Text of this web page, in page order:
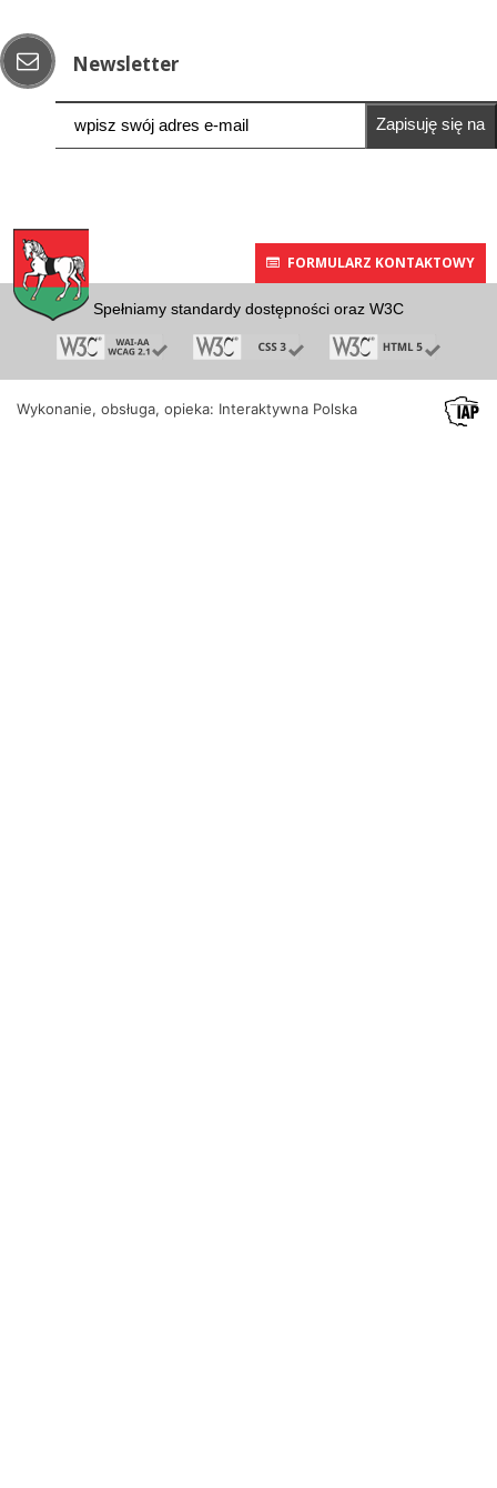
Newsletter
Zapisuję się na
FORMULARZ KONTAKTOWY
Spełniamy standardy dostępności oraz W3C
Wykonanie, obsługa, opieka: Interaktywna Polska